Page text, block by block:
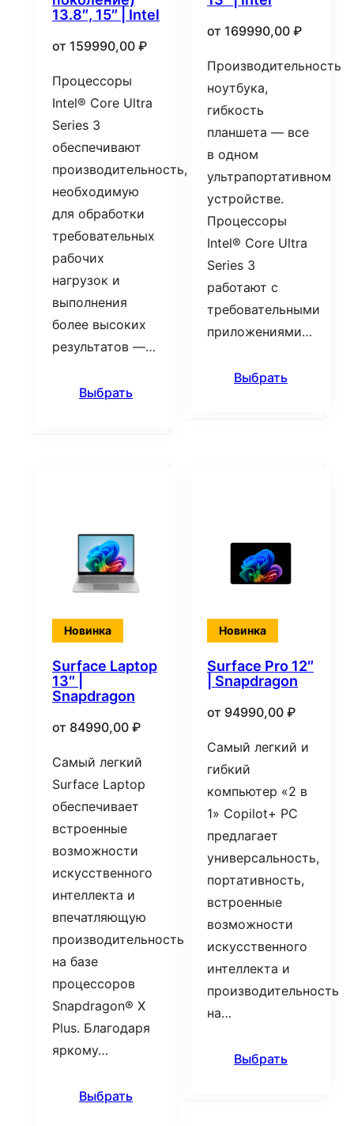
13.8″, 15″ | Intel
от 159990,00 ₽
Процессоры
Intel® Core Ultra
Series 3
обеспечивают
производительность,
необходимую
для обработки
требовательных
рабочих
нагрузок и
выполнения
более высоких
результатов —…
Выбрать
от 169990,00 ₽
Производительность
ноутбука,
гибкость
планшета — все
в одном
ультрапортативном
устройстве.
Процессоры
Intel® Core Ultra
Series 3
работают с
требовательными
приложениями…
Выбрать
Новинка
Surface Laptop
13″ |
Snapdragon
от 84990,00 ₽
Самый легкий
Surface Laptop
обеспечивает
встроенные
возможности
искусственного
интеллекта и
впечатляющую
производительность
на базе
процессоров
Snapdragon® X
Plus. Благодаря
яркому…
Выбрать
Новинка
Surface Pro 12″
| Snapdragon
от 94990,00 ₽
Самый легкий и
гибкий
компьютер «2 в
1» Copilot+ PC
предлагает
универсальность,
портативность,
встроенные
возможности
искусственного
интеллекта и
производительность
на…
Выбрать